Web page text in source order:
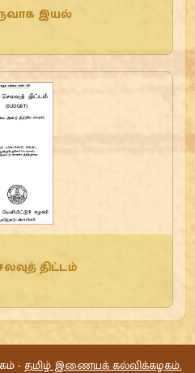
இயல்
திட்டம்
-தமிழ் இணையக் கல்விக்கழகம்.